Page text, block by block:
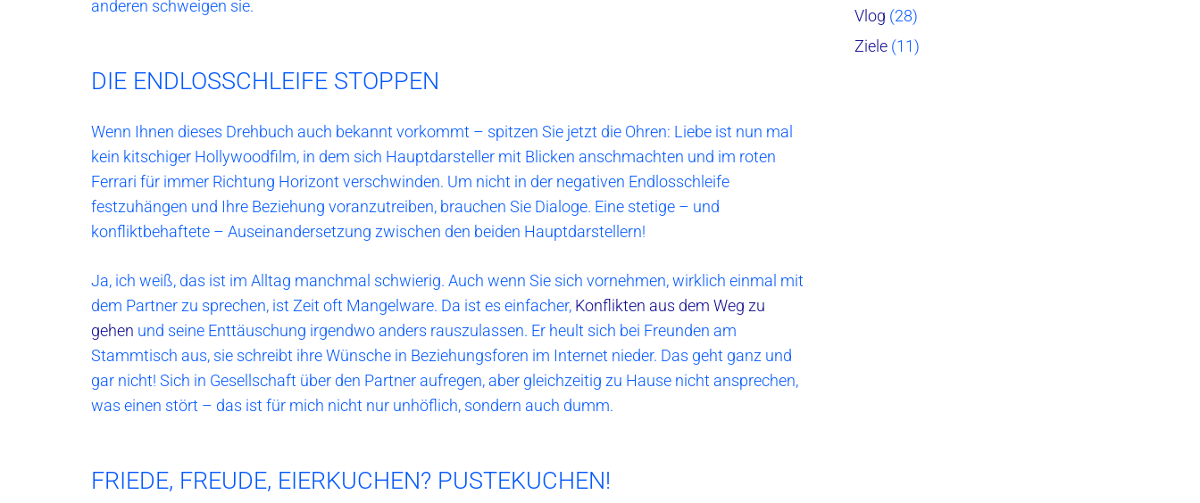
anderen schweigen sie.
DIE ENDLOSSCHLEIFE STOPPEN
Wenn Ihnen dieses Drehbuch auch bekannt vorkommt – spitzen Sie jetzt die Ohren: Liebe ist nun mal
kein kitschiger Hollywoodfilm, in dem sich Hauptdarsteller mit Blicken anschmachten und im roten
Ferrari für immer Richtung Horizont verschwinden. Um nicht in der negativen Endlosschleife
festzuhängen und Ihre Beziehung voranzutreiben, brauchen Sie Dialoge. Eine stetige – und
konfliktbehaftete – Auseinandersetzung zwischen den beiden Hauptdarstellern!
Ja, ich weiß, das ist im Alltag manchmal schwierig. Auch wenn Sie sich vornehmen, wirklich einmal mit
dem Partner zu sprechen, ist Zeit oft Mangelware. Da ist es einfacher, Konflikten aus dem Weg zu
gehen und seine Enttäuschung irgendwo anders rauszulassen. Er heult sich bei Freunden am
Stammtisch aus, sie schreibt ihre Wünsche in Beziehungsforen im Internet nieder. Das geht ganz und
gar nicht! Sich in Gesellschaft über den Partner aufregen, aber gleichzeitig zu Hause nicht ansprechen,
was einen stört – das ist für mich nicht nur unhöflich, sondern auch dumm.
FRIEDE, FREUDE, EIERKUCHEN? PUSTEKUCHEN!
Vlog (28)
Ziele (11)